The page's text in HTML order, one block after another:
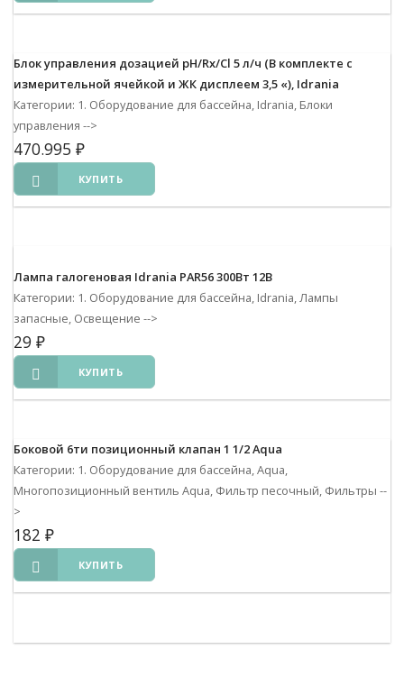
Блок управления дозацией pH/Rx/Cl 5 л/ч (В комплекте с
измерительной ячейкой и ЖК дисплеем 3,5 «), Idrania
Категории: 1. Оборудование для бассейна, Idrania, Блоки
управления -->
470.995 ₽
КУПИТЬ
Лампа галогеновая Idrania PAR56 300Вт 12В
Категории: 1. Оборудование для бассейна, Idrania, Лампы
запасные, Освещение -->
29 ₽
КУПИТЬ
Боковой 6ти позиционный клапан 1 1/2 Aqua
Категории: 1. Оборудование для бассейна, Aqua,
Многопозиционный вентиль Aqua, Фильтр песочный, Фильтры --
>
182 ₽
КУПИТЬ